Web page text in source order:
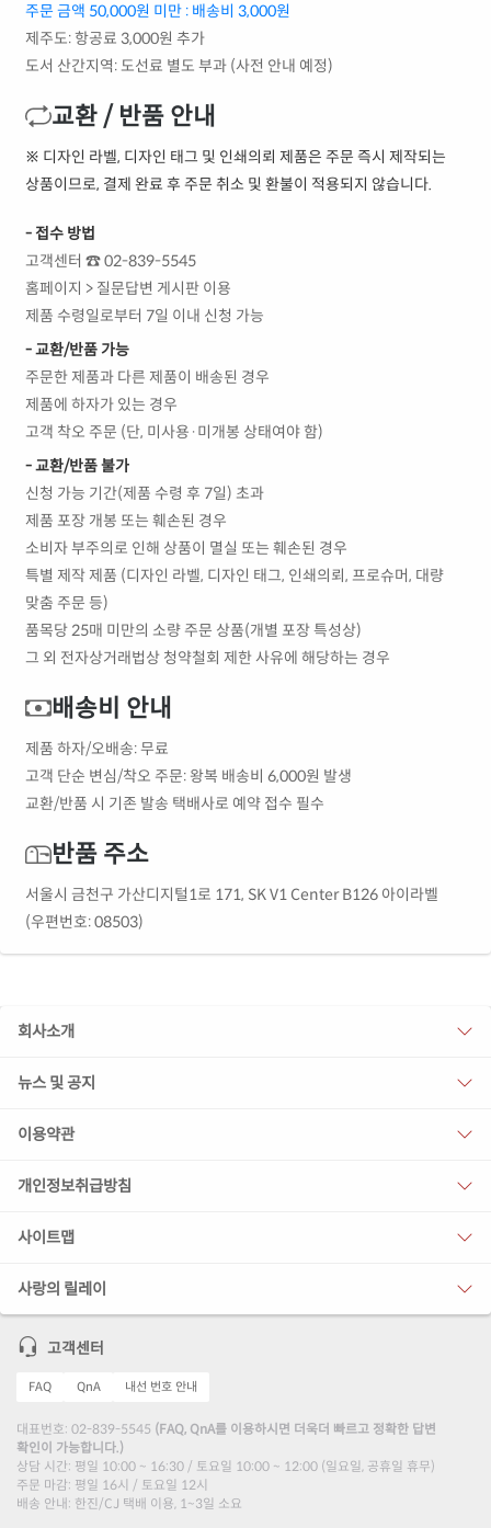
주문 금액 50,000원 미만 : 배송비 3,000원
제주도: 항공료 3,000원 추가
도서 산간지역: 도선료 별도 부과 (사전 안내 예정)
교환 / 반품 안내
※ 디자인 라벨, 디자인 태그 및 인쇄의뢰 제품은 주문 즉시 제작되는
상품이므로, 결제 완료 후 주문 취소 및 환불이 적용되지 않습니다.
- 접수 방법
고객센터 ☎ 02-839-5545
홈페이지 > 질문답변 게시판 이용
제품 수령일로부터 7일 이내 신청 가능
- 교환/반품 가능
주문한 제품과 다른 제품이 배송된 경우
제품에 하자가 있는 경우
고객 착오 주문 (단, 미사용·미개봉 상태여야 함)
- 교환/반품 불가
신청 가능 기간(제품 수령 후 7일) 초과
제품 포장 개봉 또는 훼손된 경우
소비자 부주의로 인해 상품이 멸실 또는 훼손된 경우
특별 제작 제품 (디자인 라벨, 디자인 태그, 인쇄의뢰, 프로슈머, 대량
맞춤 주문 등)
품목당 25매 미만의 소량 주문 상품(개별 포장 특성상)
그 외 전자상거래법상 청약철회 제한 사유에 해당하는 경우
배송비 안내
제품 하자/오배송: 무료
고객 단순 변심/착오 주문: 왕복 배송비 6,000원 발생
교환/반품 시 기존 발송 택배사로 예약 접수 필수
반품 주소
서울시 금천구 가산디지털1로 171, SK V1 Center B126 아이라벨
(우편번호: 08503)
회사소개
뉴스 및 공지
이용약관
개인정보취급방침
사이트맵
사랑의 릴레이
고객센터
FAQ QnA 내선 번호 안내
대표번호: 02-839-5545 (FAQ, QnA를 이용하시면 더욱더 빠르고 정확한 답변
확인이 가능합니다.)
상담 시간: 평일 10:00 ~ 16:30 / 토요일 10:00 ~ 12:00 (일요일, 공휴일 휴무)
주문 마감: 평일 16시 / 토요일 12시
배송 안내: 한진/CJ 택배 이용, 1~3일 소요